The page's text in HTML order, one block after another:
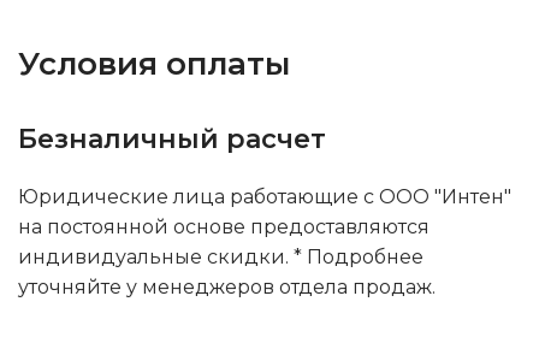
Условия оплаты
Безналичный расчет
Юридические лица работающие с ООО "Интен"
на постоянной основе предоставляются
индивидуальные скидки. * Подробнее
уточняйте у менеджеров отдела продаж.